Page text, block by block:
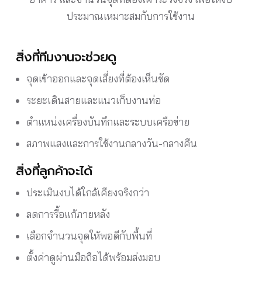
ประมาณเหมาะสมกับการใช้งาน
สิ่งที่ทีมงานจะช่วยดู
จุดเข้าออกและจุดเสี่ยงที่ต้องเห็นชัด
ระยะเดินสายและแนวเก็บงานท่อ
ตำแหน่งเครื่องบันทึกและระบบเครือข่าย
สภาพแสงและการใช้งานกลางวัน-กลางคืน
สิ่งที่ลูกค้าจะได้
ประเมินงบได้ใกล้เคียงจริงกว่า
ลดการรื้อแก้ภายหลัง
เลือกจำนวนจุดให้พอดีกับพื้นที่
ตั้งค่าดูผ่านมือถือได้พร้อมส่งมอบ